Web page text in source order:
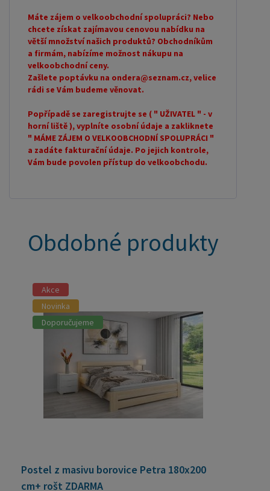
Máte zájem o velkoobchodní spolupráci? Nebo
chcete získat zajímavou cenovou nabídku na
větší množství našich produktů? Obchodníkům
a firmám, nabízíme možnost nákupu na
velkoobchodní ceny.
Zašlete poptávku na ondera@seznam.cz, velice
rádi se Vám budeme věnovat.
Popřípadě se zaregistrujte se ( " UŽIVATEL " - v
horní liště ), vyplníte osobní údaje a zakliknete
" MÁME ZÁJEM O VELKOOBCHODNÍ SPOLUPRÁCI "
a zadáte fakturační údaje. Po jejich kontrole,
Vám bude povolen přístup do velkoobchodu.
Obdobné produkty
Akce
Novinka
Doporučujeme
Postel z masivu borovice Petra 180x200
cm+ rošt ZDARMA